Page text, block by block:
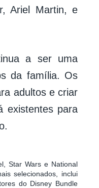
Ariel Martin, e
a ser uma
da família. Os
adultos e criar
existentes para
Star Wars e National
selecionados, inclui
do Disney Bundle